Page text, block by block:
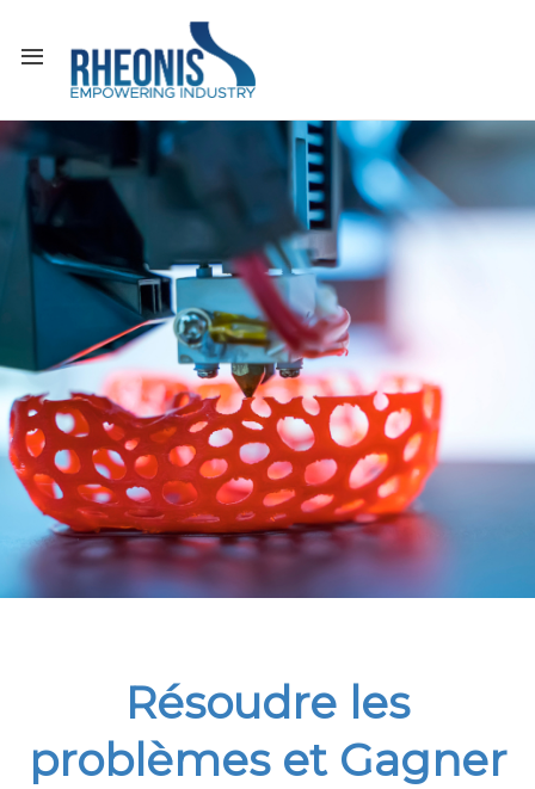
Résoudre les
problèmes et Gagner